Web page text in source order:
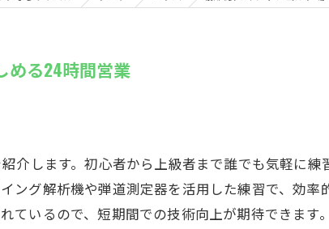
める24時間営業
介します。初心者から上級者まで誰でも気軽に練
ング解析機や弾道測定器を活用した練習で、効率
いるので、短期間での技術向上が期待できます。